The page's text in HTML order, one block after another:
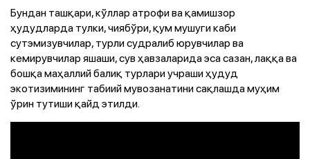
Бундан ташқари, кўллар атрофи ва қамишзор
ҳудудларда тулки, чиябўри, қум мушуги каби
сутэмизувчилар, турли судралиб юрувчилар ва
кемирувчилар яшаши, сув ҳавзаларида эса сазан, лаққа ва
бошқа маҳаллий балиқ турлари учраши ҳудуд
экотизимининг табиий мувозанатини сақлашда муҳим
ўрин тутиши қайд этилди.